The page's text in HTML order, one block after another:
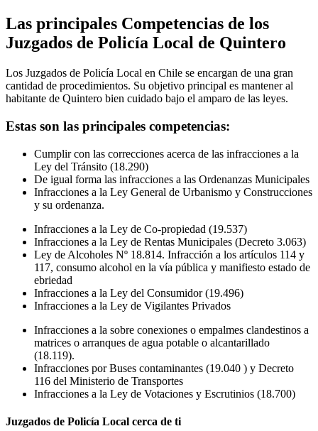
Las principales Competencias de los
Juzgados de Policía Local de Quintero
Los Juzgados de Policía Local en Chile se encargan de una gran
cantidad de procedimientos. Su objetivo principal es mantener al
habitante de Quintero bien cuidado bajo el amparo de las leyes.
Estas son las principales competencias:
Cumplir con las correcciones acerca de las infracciones a la
Ley del Tránsito (18.290)
De igual forma las infracciones a las Ordenanzas Municipales
Infracciones a la Ley General de Urbanismo y Construcciones
y su ordenanza.
Infracciones a la Ley de Co-propiedad (19.537)
Infracciones a la Ley de Rentas Municipales (Decreto 3.063)
Ley de Alcoholes Nº 18.814. Infracción a los artículos 114 y
117, consumo alcohol en la vía pública y manifiesto estado de
ebriedad
Infracciones a la Ley del Consumidor (19.496)
Infracciones a la Ley de Vigilantes Privados
Infracciones a la sobre conexiones o empalmes clandestinos a
matrices o arranques de agua potable o alcantarillado
(18.119).
Infracciones por Buses contaminantes (19.040 ) y Decreto
116 del Ministerio de Transportes
Infracciones a la Ley de Votaciones y Escrutinios (18.700)
Juzgados de Policía Local cerca de ti